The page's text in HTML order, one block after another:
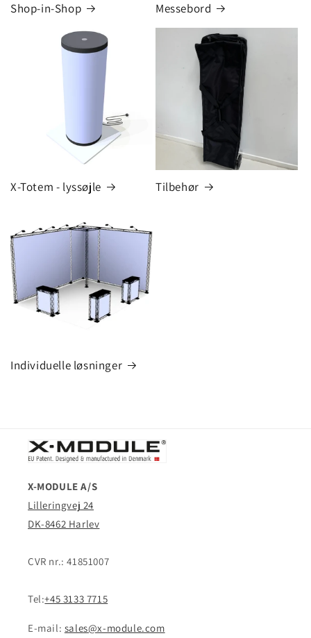
Shop-in-Shop Messebord
X-Totem - lyssøjle Tilbehør
Individuelle løsninger
X-MODULE A/S
Lilleringvej 24
DK-8462 Harlev
CVR nr.: 41851007
Tel:+45 3133 7715
E-mail: sales@x-module.com